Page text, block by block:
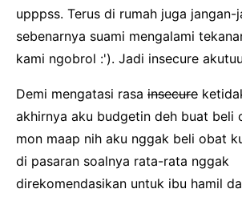
upppss. Terus di rumah juga jangan-
sebenarnya suami mengalami
kami ngobrol :'). Jadi insecure
Demi mengatasi rasa insecure
akhirnya aku budgetin deh buat beli
mon maap nih aku nggak beli obat
di pasaran soalnya rata-rata nggak
direkomendasikan untuk ibu hamil